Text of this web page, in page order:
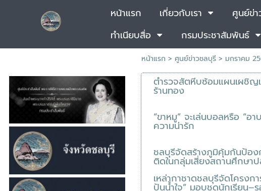
หน้าแรก เกี่ยวกับเรา ศูนย์ข่
ทำเนียบสื่อ
กรมประชาสัมพันธ์
หน้าแรก > ศูนย์ข่าวชลบุรี> มกราคม
ตำรวจสัตหีบซ้อมแผนเผชิญ
ร้านทอง
“ขาหมู” จะเล่นบอลหรือ “อา
ความน่ารัก
ชลบุรีจัดสร้างภูมิคุ้มกันป้อง
ติดในกลุ่มเสี่ยงสถานศึกษา
เหล่ากาชาดชลบุรีจัดโครงก
ปันน้ำใจ” มอบชุดนักเรียน–ร